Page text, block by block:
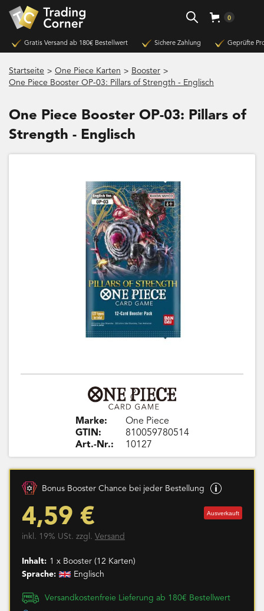
0
Gratis Versand ab 180€ Bestellwert Sichere Zahlung Geprüfte
Startseite > One Piece Karten > Booster >
One Piece Booster OP-03: Pillars of Strength - Englisch
One Piece Booster OP-03: Pillars of
Strength - Englisch
Marke:
GTIN:
Art.-Nr.:
One Piece
810059780514
10127
Bonus Booster Chance bei jeder Bestellung
4,59 € Ausverkauft
inkl. 19% USt. zzgl. Versand
Inhalt: 1 x Booster (12 Karten)
Sprache:
Englisch
Versandkostenfreie Lieferung ab 180€ Bestellwert